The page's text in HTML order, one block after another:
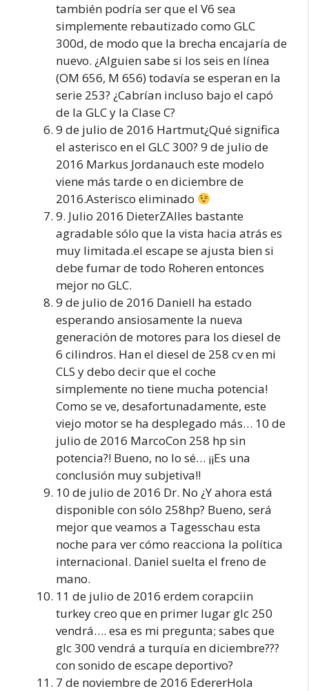
también podría ser que el V6 sea
simplemente rebautizado como GLC
300d, de modo que la brecha encajaría de
nuevo. ¿Alguien sabe si los seis en línea
(OM 656, M 656) todavía se esperan en la
serie 253? ¿Cabrían incluso bajo el capó
de la GLC y la Clase C?
9 de julio de 2016 Hartmut¿Qué significa
el asterisco en el GLC 300? 9 de julio de
2016 Markus Jordanauch este modelo
viene más tarde o en diciembre de
2016.Asterisco eliminado
9. Julio 2016 DieterZAlles bastante
agradable sólo que la vista hacia atrás es
muy limitada.el escape se ajusta bien si
debe fumar de todo Roheren entonces
mejor no GLC.
9 de julio de 2016 DanielI ha estado
esperando ansiosamente la nueva
generación de motores para los diesel de
6 cilindros. Han el diesel de 258 cv en mi
CLS y debo decir que el coche
simplemente no tiene mucha potencia!
Como se ve, desafortunadamente, este
viejo motor se ha desplegado más… 10 de
julio de 2016 MarcoCon 258 hp sin
potencia?! Bueno, no lo sé… ¡¡Es una
conclusión muy subjetiva!!
10 de julio de 2016 Dr. No ¿Y ahora está
disponible con sólo 258hp? Bueno, será
mejor que veamos a Tagesschau esta
noche para ver cómo reacciona la política
internacional. Daniel suelta el freno de
mano.
11 de julio de 2016 erdem corapciin
turkey creo que en primer lugar glc 250
vendrá…. esa es mi pregunta; sabes que
glc 300 vendrá a turquía en diciembre???
con sonido de escape deportivo?
7 de noviembre de 2016 EdererHola